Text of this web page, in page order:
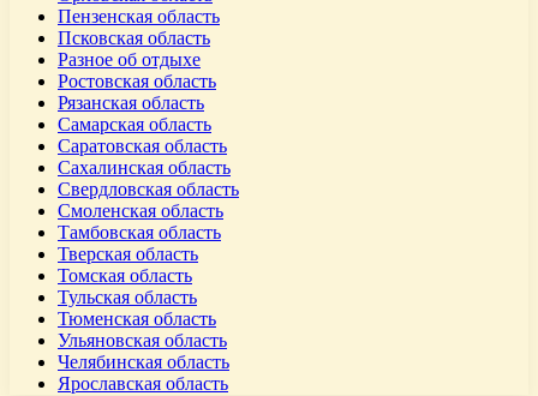
Пензенская область
Псковская область
Разное об отдыхе
Ростовская область
Рязанская область
Самарская область
Саратовская область
Сахалинская область
Свердловская область
Смоленская область
Тамбовская область
Тверская область
Томская область
Тульская область
Тюменская область
Ульяновская область
Челябинская область
Ярославская область